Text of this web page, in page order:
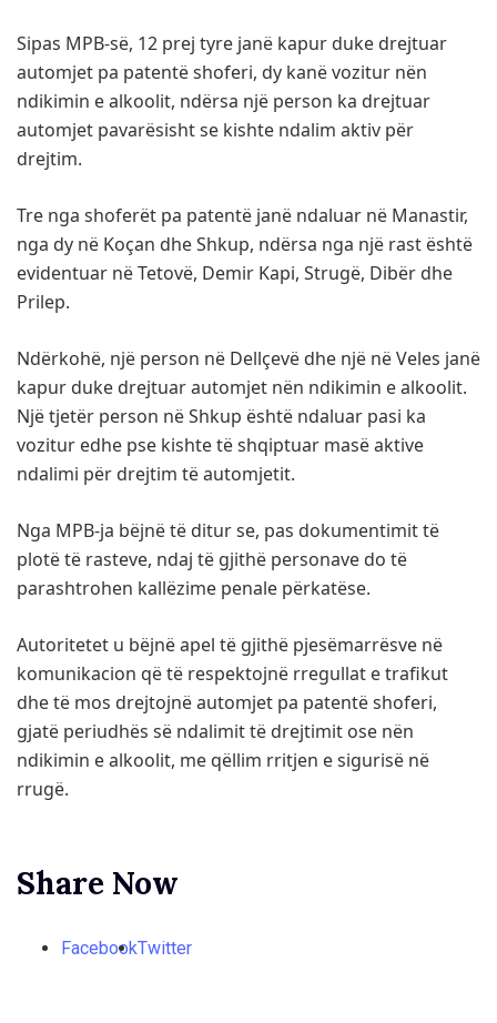
Sipas MPB-së, 12 prej tyre janë kapur duke drejtuar
automjet pa patentë shoferi, dy kanë vozitur nën
ndikimin e alkoolit, ndërsa një person ka drejtuar
automjet pavarësisht se kishte ndalim aktiv për
drejtim.
Tre nga shoferët pa patentë janë ndaluar në Manastir,
nga dy në Koçan dhe Shkup, ndërsa nga një rast është
evidentuar në Tetovë, Demir Kapi, Strugë, Dibër dhe
Prilep.
Ndërkohë, një person në Dellçevë dhe një në Veles janë
kapur duke drejtuar automjet nën ndikimin e alkoolit.
Një tjetër person në Shkup është ndaluar pasi ka
vozitur edhe pse kishte të shqiptuar masë aktive
ndalimi për drejtim të automjetit.
Nga MPB-ja bëjnë të ditur se, pas dokumentimit të
plotë të rasteve, ndaj të gjithë personave do të
parashtrohen kallëzime penale përkatëse.
Autoritetet u bëjnë apel të gjithë pjesëmarrësve në
komunikacion që të respektojnë rregullat e trafikut
dhe të mos drejtojnë automjet pa patentë shoferi,
gjatë periudhës së ndalimit të drejtimit ose nën
ndikimin e alkoolit, me qëllim rritjen e sigurisë në
rrugë.
Share Now
FacebookTwitter